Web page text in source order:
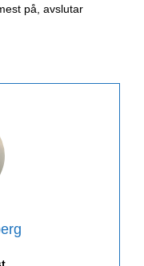
på, avslutar